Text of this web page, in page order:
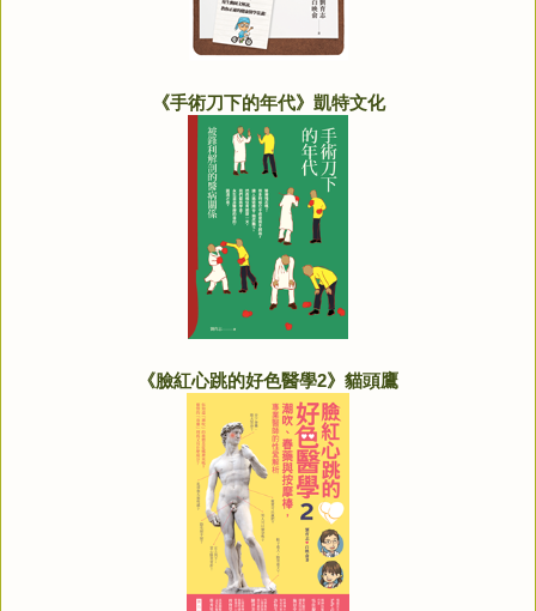
《手術刀下的年代》凱特文化
《臉紅心跳的好色醫學2》貓頭鷹